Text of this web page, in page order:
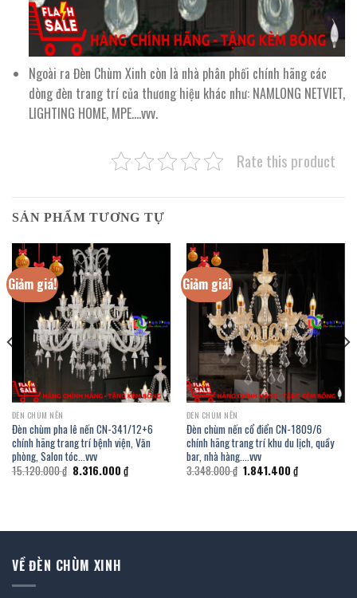
Ngoài ra Đèn Chùm Xinh còn là nhà phân phối chính hãng các
dòng đèn trang trí của thương hiệu khác như: NAMLONG NETVIET,
LIGHTING HOME, MPE….vvv.
Rate this product
SẢN PHẨM TƯƠNG TỰ
Giảm giá!
ĐÈN CHÙM NẾN
Đèn chùm pha lê nến CN-341/12+6
chính hãng trang trí bệnh viện, Văn
phòng, Salon tóc…vvv
15.120.000₫ Giá
gốc
8.316.000 ₫Giá
hiện
Giảm giá!
ĐÈN CHÙM NẾN
Đèn chùm nến cổ điển CN-1809/6
chính hãng trang trí khu du lịch, quầy
bar, nhà hàng….vvv
3.348.000₫ Giá
gốc
1.841.400 ₫Giá
hiện
VỀ ĐÈN CHÙM XINH